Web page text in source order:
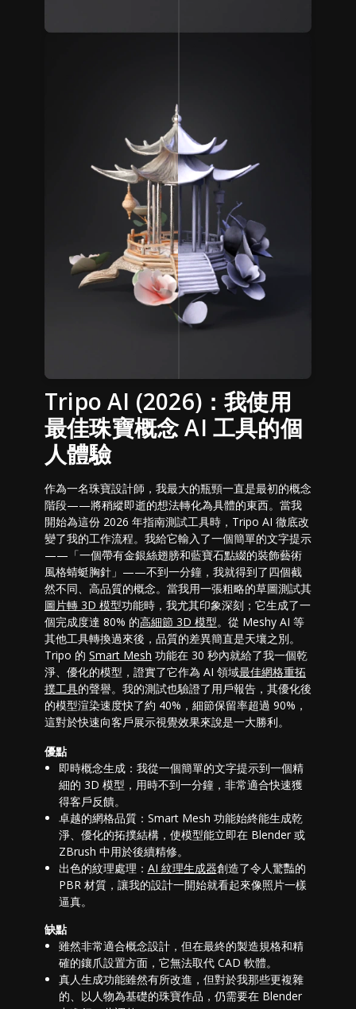
Tripo AI (2026)：我使用
最佳珠寶概念 AI 工具的個
人體驗
作為一名珠寶設計師，我最大的瓶頸一直是最初的概念
階段——將稍縱即逝的想法轉化為具體的東西。當我
開始為這份 2026 年指南測試工具時，Tripo AI 徹底改
變了我的工作流程。我給它輸入了一個簡單的文字提示
——「一個帶有金銀絲翅膀和藍寶石點綴的裝飾藝術
風格蜻蜓胸針」——不到一分鐘，我就得到了四個截
然不同、高品質的概念。當我用一張粗略的草圖測試其
圖片轉 3D 模型功能時，我尤其印象深刻；它生成了一
個完成度達 80% 的高細節 3D 模型。從 Meshy AI 等
其他工具轉換過來後，品質的差異簡直是天壤之別。
Tripo 的 Smart Mesh 功能在 30 秒內就給了我一個乾
淨、優化的模型，證實了它作為 AI 領域最佳網格重拓
撲工具的聲譽。我的測試也驗證了用戶報告，其優化後
的模型渲染速度快了約 40%，細節保留率超過 90%，
這對於快速向客戶展示視覺效果來說是一大勝利。
優點
即時概念生成：我從一個簡單的文字提示到一個精
細的 3D 模型，用時不到一分鐘，非常適合快速獲
得客戶反饋。
卓越的網格品質：Smart Mesh 功能始終能生成乾
淨、優化的拓撲結構，使模型能立即在 Blender 或
ZBrush 中用於後續精修。
出色的紋理處理： AI 紋理生成器創造了令人驚豔的
PBR 材質，讓我的設計一開始就看起來像照片一樣
逼真。
缺點
雖然非常適合概念設計，但在最終的製造規格和精
確的鑲爪設置方面，它無法取代 CAD 軟體。
真人生成功能雖然有所改進，但對於我那些更複雜
的、以人物為基礎的珠寶作品，仍需要在 Blender